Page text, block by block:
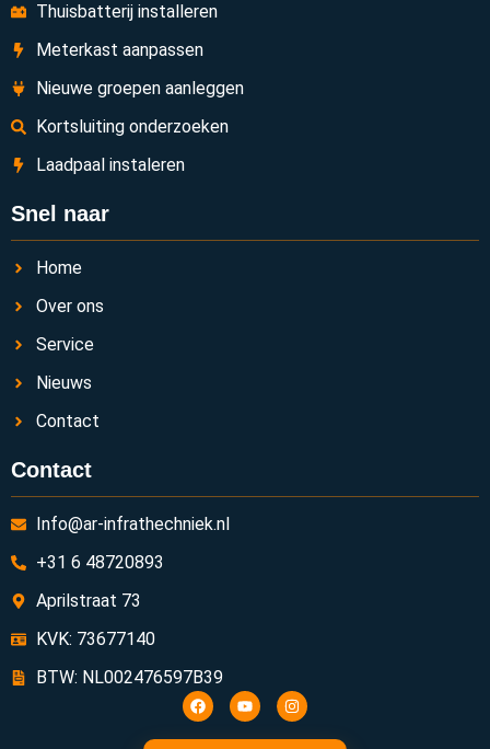
Thuisbatterij installeren
Meterkast aanpassen
Nieuwe groepen aanleggen
Kortsluiting onderzoeken
Laadpaal instaleren
Snel naar
Home
Over ons
Service
Nieuws
Contact
Contact
Info@ar-infrathechniek.nl
+31 6 48720893
Aprilstraat 73
KVK: 73677140
BTW: NL002476597B39